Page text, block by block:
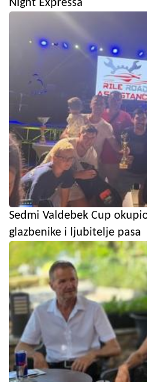
Night Expressa
Sedmi Valdebek Cup
glazbenike i ljubitelje pasa